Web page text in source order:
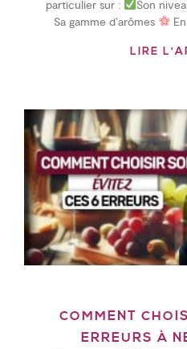
particulier sur :
Son
Sa gamme d’arômes
LIRE
COMMENT
ERREURS À